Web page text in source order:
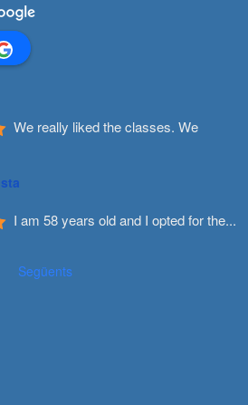
We really liked the classes. We
I am 58 years old and I opted for the...
Següents